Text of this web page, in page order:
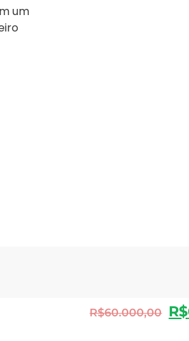
um
R$60.000,00 R$